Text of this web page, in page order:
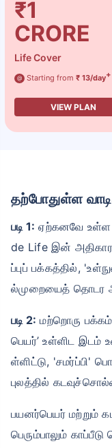
₹1
CRORE
Life Cover
@ Starting from ₹ 13/day+
VIEW PLAN
தற்போதுள்ள
படி 1: ஏற்கனவே உள்ள
de Life இன்
ப்புப் பக்கத்தில்,
ல்முறையைத் தொடர
படி 2: மற்றொரு
பெயர்’ உள்ளிட இடம்
ள்ளிட்டு, 'சமர்ப்பி'
புலத்தில்
பயனர்பெயர் மற்றும்
பெரும்பாலும்